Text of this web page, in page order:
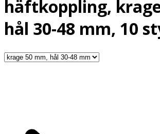
häftkoppling,
hål 30-48 mm, 10